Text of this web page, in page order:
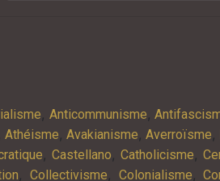
Anticommunisme
Athéisme Avakianisme Averroïsme
Castellano Catholicisme
,Collectivisme Colonialisme ,